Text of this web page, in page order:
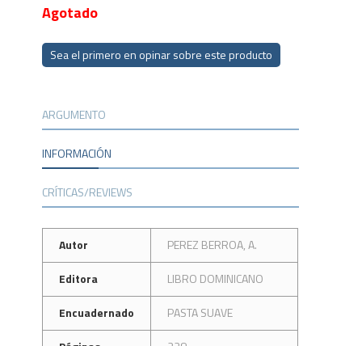
Agotado
Sea el primero en opinar sobre este producto
ARGUMENTO
INFORMACIÓN
CRÍTICAS/REVIEWS
Autor
PEREZ BERROA, A.
Editora
LIBRO DOMINICANO
Encuadernado
PASTA SUAVE